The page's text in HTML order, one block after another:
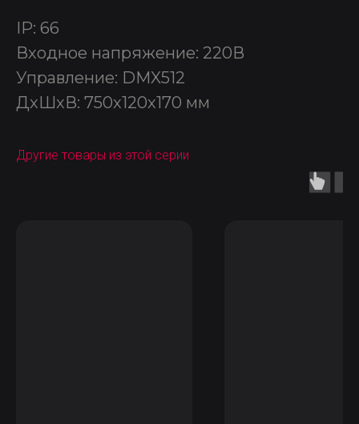
IP: 66
Входное напряжение: 220В
Управление: DMX512
ДxШxВ: 750x120x170 мм
Другие товары из этой серии